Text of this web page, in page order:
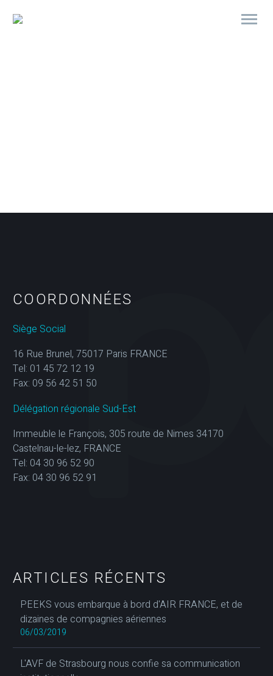
COORDONNÉES
Siège Social
16 Rue Brunel, 75017 Paris FRANCE
Tel: 01 45 72 12 19
Fax: 09 56 42 51 50
Délégation régionale Sud-Est
Immeuble le François, 305 route de Nimes 34170
Castelnau-le-lez, FRANCE
Tel: 04 30 96 52 90
Fax: 04 30 96 52 91
ARTICLES RÉCENTS
PEEKS vous embarque à bord d'AIR FRANCE, et de
dizaines de compagnies aériennes
06/03/2019
L'AVF de Strasbourg nous confie sa communication